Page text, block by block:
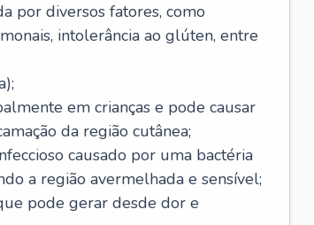
por diversos fatores, como
intolerância ao glúten, entre
em crianças e pode causar
da região cutânea;
causado por uma bactéria
a região avermelhada e sensível;
pode gerar desde dor e